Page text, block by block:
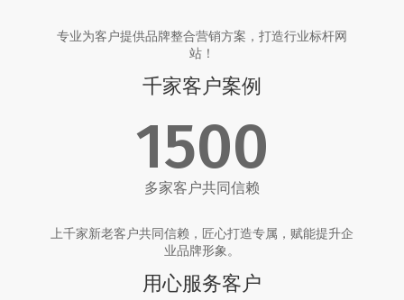
专业为客户提供品牌整合营销方案，打造行业标杆网
站！
千家客户案例
1500
多家客户共同信赖
上千家新老客户共同信赖，匠心打造专属，赋能提升企
业品牌形象。
用心服务客户